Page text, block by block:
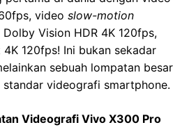
video slow-motion
Vision HDR 4K 120fps,
120fps! Ini bukan sekadar
sebuah lompatan besar
videografi smartphone.
Videografi Vivo X300 Pro